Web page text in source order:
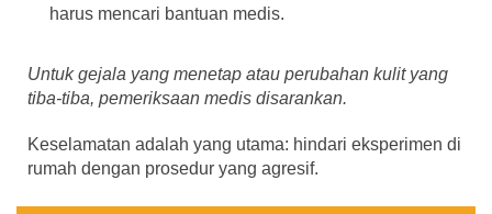
harus mencari bantuan medis.
Untuk gejala yang menetap atau perubahan kulit yang
tiba-tiba, pemeriksaan medis disarankan.
Keselamatan adalah yang utama: hindari eksperimen di
rumah dengan prosedur yang agresif.